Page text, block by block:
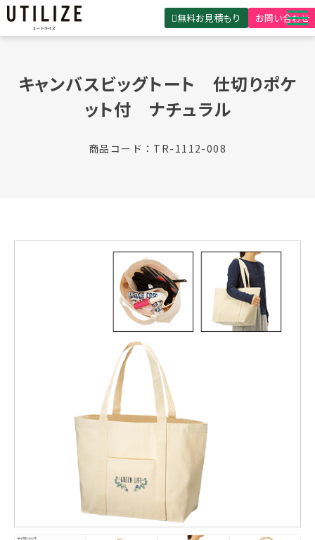
無料お見積もり お問い合わせ
製品・サービス
無料見積ガイド
キャンバスビッグトート　仕切りポケ
ット付　ナチュラル
商品コード：TR-1112-008